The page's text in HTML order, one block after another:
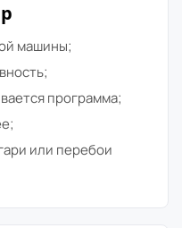
машины;
программа;
или перебои